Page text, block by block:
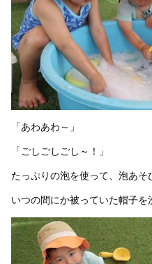
「あわあわ～」
「ごしごしごし～！」
たっぷりの泡を使って、泡あそ
いつの間にか被っていた帽子を